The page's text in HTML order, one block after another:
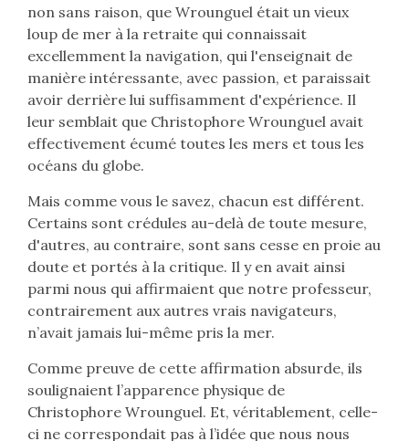
non sans raison, que Wrounguel était un vieux
loup de mer à la retraite qui connaissait
excellemment la navigation, qui l'enseignait de
manière intéressante, avec passion, et paraissait
avoir derrière lui suffisamment d'expérience. Il
leur semblait que Christophore Wrounguel avait
effectivement écumé toutes les mers et tous les
océans du globe.
Mais comme vous le savez, chacun est différent.
Certains sont crédules au-delà de toute mesure,
d'autres, au contraire, sont sans cesse en proie au
doute et portés à la critique. Il y en avait ainsi
parmi nous qui affirmaient que notre professeur,
contrairement aux autres vrais navigateurs,
n’avait jamais lui-même pris la mer.
Comme preuve de cette affirmation absurde, ils
soulignaient l’apparence physique de
Christophore Wrounguel. Et, véritablement, celle-
ci ne correspondait pas à l’idée que nous nous